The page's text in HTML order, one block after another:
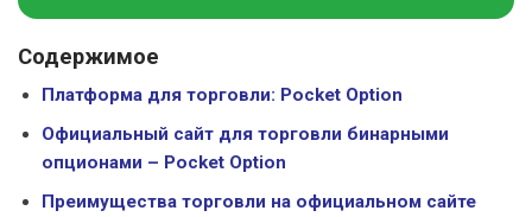
Содержимое
Платформа для торговли: Pocket Option
Официальный сайт для торговли бинарными
опционами – Pocket Option
Преимущества торговли на официальном сайте